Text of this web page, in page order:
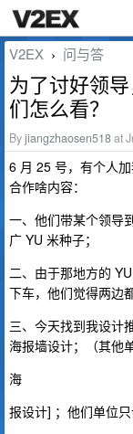
V2EX › 问与答
为了讨好领
们怎么看？
Byjiangzhaosen518at
6 月 25 号，有个人
合作啥内容：
一、他们带某个领导
广 YU 米种子；
二、由于那地方的
下车，他们觉得两边
三、今天找到我设计
海报墙设计；（其他
海
报设计] ；他们单位只